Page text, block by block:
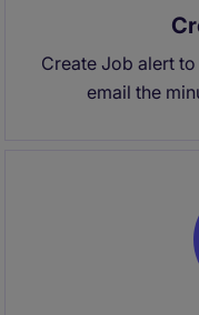
Create Job alert
email the